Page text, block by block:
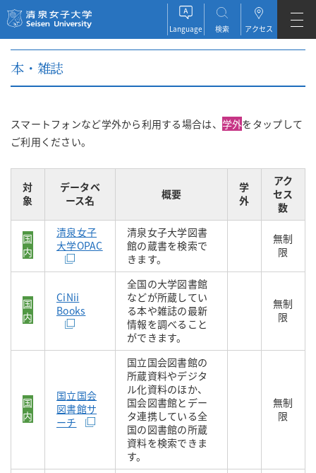
清泉女子大学 Seisen University
Language
ESPAÑOL
検索 アクセス
本・雑誌
スマートフォンなど学外から利用する場合は、 学外をタップして
ご利用ください。
対
象
データベ
ース名
概要
学
外
アク
セス
数
国
内
清泉女子
大学OPAC
清泉女子大学図書
館の蔵書を検索で
きます。
無制
限
国
内
CiNii
Books
全国の大学図書館
などが所蔵してい
る本や雑誌の最新
情報を調べること
ができます。
無制
限
国
内
国立国会
図書館サ
ーチ
国立国会図書館の
所蔵資料やデジタ
ル化資料のほか、
国会図書館とデー
タ連携している全
国の図書館の所蔵
資料を検索できま
す。
無制
限